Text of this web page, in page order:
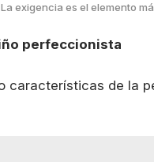
La exigencia es el elemento
perfeccionista
características de la